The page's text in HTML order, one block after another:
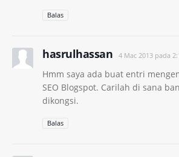
Balas
hasrulhassan 4 Mac 2013 pada
Hmm saya ada buat entri
SEO Blogspot. Carilah di sana
dikongsi.
Balas